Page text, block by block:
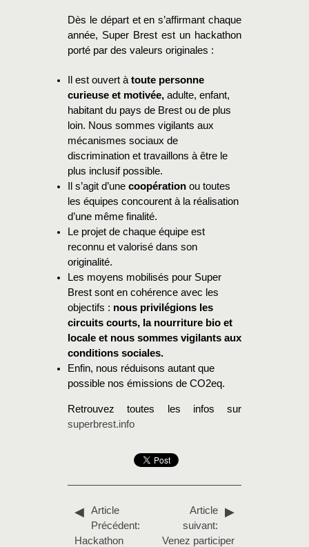
Dès le départ et en s’affirmant chaque
année, Super Brest est un hackathon
porté par des valeurs originales :
Il est ouvert à toute personne
curieuse et motivée, adulte, enfant,
habitant du pays de Brest ou de plus
loin. Nous sommes vigilants aux
mécanismes sociaux de
discrimination et travaillons à être le
plus inclusif possible.
Il s’agit d’une coopération ou toutes
les équipes concourent à la réalisation
d’une même finalité.
Le projet de chaque équipe est
reconnu et valorisé dans son
originalité.
Les moyens mobilisés pour Super
Brest sont en cohérence avec les
objectifs : nous privilégions les
circuits courts, la nourriture bio et
locale et nous sommes vigilants aux
conditions sociales.
Enfin, nous réduisons autant que
possible nos émissions de CO2eq.
Retrouvez toutes les infos sur
superbrest.info
Article
Précédent:
Hackathon
Article
suivant:
Venez participer